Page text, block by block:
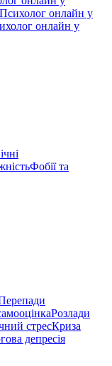
Психолог онлайн у
онлайн у
Фобії та
Розлади
стресКриза
депресія